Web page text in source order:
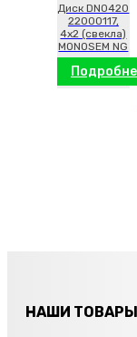
Диск DN0420
22000117,
4х2 (свекла)
MONOSEM NG
НАШИ ТОВАРЫ